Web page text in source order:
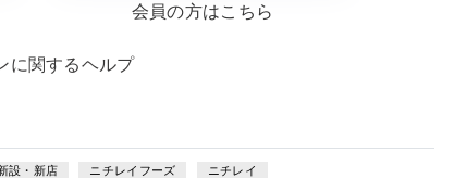
会員の方はこちら
に関するヘルプ
設・新店 ニチレイフーズ ニチレイ